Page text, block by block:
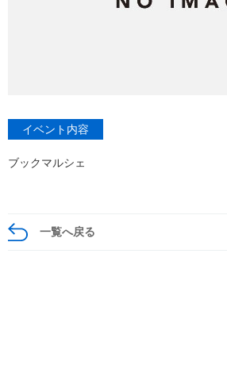
イベント内容
ブックマルシェ
一覧へ戻る